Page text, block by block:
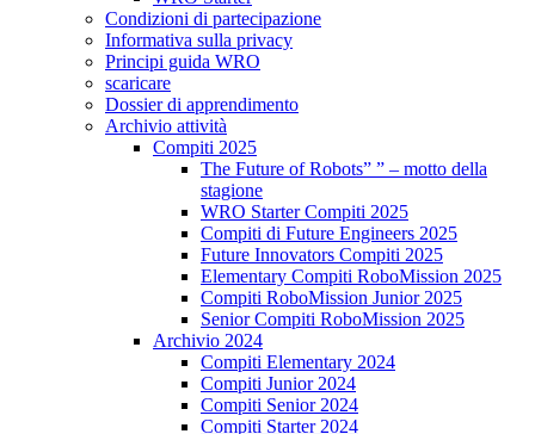
Condizioni di partecipazione
Informativa sulla privacy
Principi guida WRO
scaricare
Dossier di apprendimento
Archivio attività
Compiti 2025
The Future of Robots” ” – motto della
stagione
WRO Starter Compiti 2025
Compiti di Future Engineers 2025
Future Innovators Compiti 2025
Elementary Compiti RoboMission 2025
Compiti RoboMission Junior 2025
Senior Compiti RoboMission 2025
Archivio 2024
Compiti Elementary 2024
Compiti Junior 2024
Compiti Senior 2024
Compiti Starter 2024